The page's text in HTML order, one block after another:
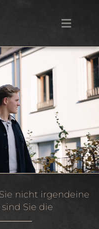
nicht irgendeine
Sie die